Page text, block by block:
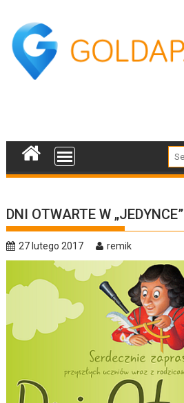
content
DNI OTWARTE W „JEDYNCE”
27 lutego 2017 remik